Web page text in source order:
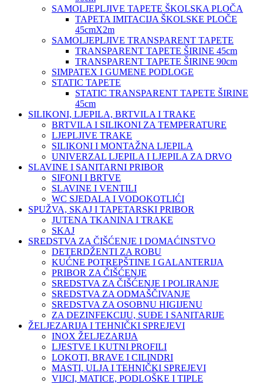
SAMOLJEPLJIVE TAPETE ŠKOLSKA PLOČA
TAPETA IMITACIJA ŠKOLSKE PLOČE
45cmX2m
SAMOLJEPLJIVE TRANSPARENT TAPETE
TRANSPARENT TAPETE ŠIRINE 45cm
TRANSPARENT TAPETE ŠIRINE 90cm
SIMPATEX I GUMENE PODLOGE
STATIC TAPETE
STATIC TRANSPARENT TAPETE ŠIRINE
45cm
SILIKONI, LJEPILA, BRTVILA I TRAKE
BRTVILA I SILIKONI ZA TEMPERATURE
LJEPLJIVE TRAKE
SILIKONI I MONTAŽNA LJEPILA
UNIVERZAL LJEPILA I LJEPILA ZA DRVO
SLAVINE I SANITARNI PRIBOR
SIFONI I BRTVE
SLAVINE I VENTILI
WC SJEDALA I VODOKOTLIĆI
SPUŽVA, SKAJ I TAPETARSKI PRIBOR
JUTENA TKANINA I TRAKE
SKAJ
SREDSTVA ZA ČIŠĆENJE I DOMAĆINSTVO
DETERDŽENTI ZA ROBU
KUĆNE POTREPŠTINE I GALANTERIJA
PRIBOR ZA ČIŠĆENJE
SREDSTVA ZA ČIŠĆENJE I POLIRANJE
SREDSTVA ZA ODMAŠČIVANJE
SREDSTVA ZA OSOBNU HIGIJENU
ZA DEZINFEKCIJU, SUĐE I SANITARIJE
ŽELJEZARIJA I TEHNIČKI SPREJEVI
INOX ŽELJEZARIJA
LJESTVE I KUTNI PROFILI
LOKOTI, BRAVE I CILINDRI
MASTI, ULJA I TEHNIČKI SPREJEVI
VIJCI, MATICE, PODLOŠKE I TIPLE